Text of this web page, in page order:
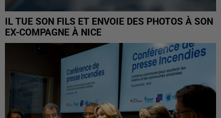
IL TUE SON FILS ET ENVOIE DES PHOTOS À SON
EX-COMPAGNE À NICE